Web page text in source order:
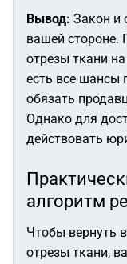
Вывод: Закон и
вашей стороне.
отрезы ткани
есть все шансы
обязать
Однако для
действовать
алгоритм
Чтобы вернуть
отрезы ткани,